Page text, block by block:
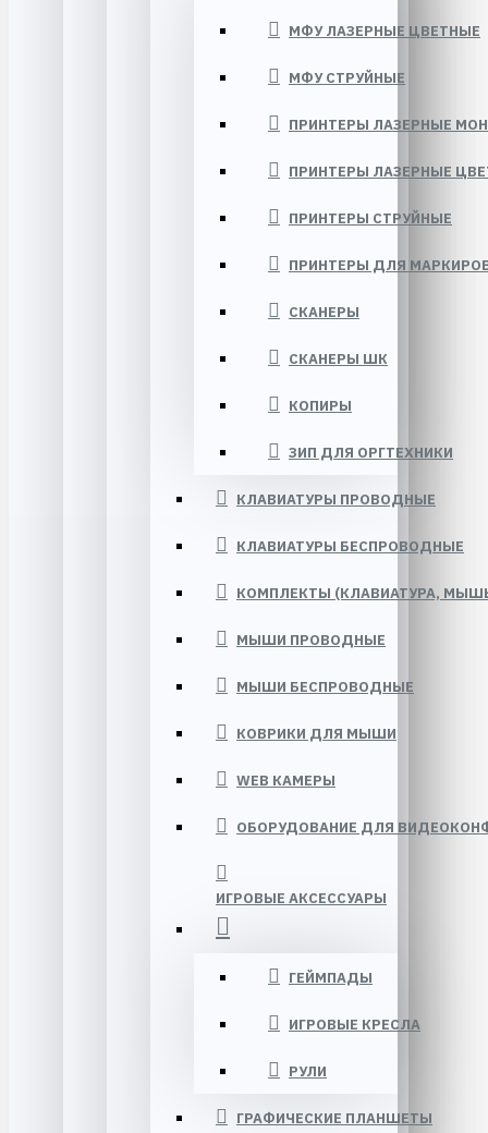
МФУ ЛАЗЕРНЫЕ ЦВЕТНЫЕ
МФУ СТРУЙНЫЕ
ПРИНТЕРЫ ЛАЗЕРНЫЕ
ПРИНТЕРЫ ЛАЗЕРНЫЕ
ПРИНТЕРЫ СТРУЙНЫЕ
ПРИНТЕРЫ ДЛЯ
СКАНЕРЫ
СКАНЕРЫ ШК
КОПИРЫ
ЗИП ДЛЯ ОРГТЕХНИКИ
КЛАВИАТУРЫ ПРОВОДНЫЕ
КЛАВИАТУРЫ БЕСПРОВОДНЫЕ
КОМПЛЕКТЫ (КЛАВИАТУРА,
МЫШИ ПРОВОДНЫЕ
МЫШИ БЕСПРОВОДНЫЕ
КОВРИКИ ДЛЯ МЫШИ
WEB КАМЕРЫ
ОБОРУДОВАНИЕ ДЛЯ
ИГРОВЫЕ АКСЕССУАРЫ
ГЕЙМПАДЫ
ИГРОВЫЕ КРЕСЛА
РУЛИ
ГРАФИЧЕСКИЕ ПЛАНШЕТЫ